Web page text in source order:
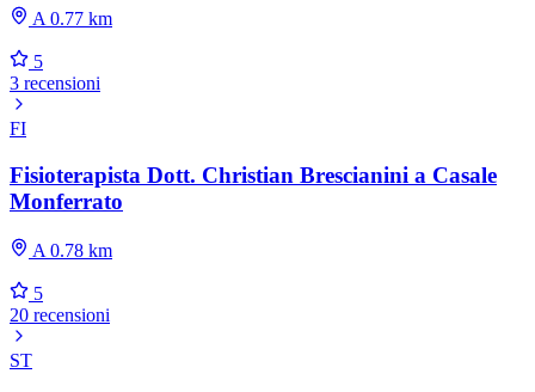
A 0.77 km
5
3 recensioni
FI
Fisioterapista Dott. Christian Brescianini a Casale
Monferrato
A 0.78 km
5
20 recensioni
ST